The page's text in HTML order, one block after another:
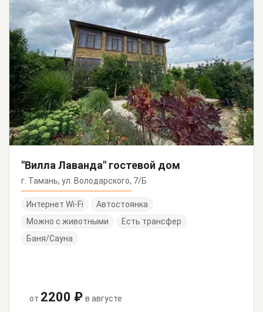
"Вилла Лаванда" гостевой дом
г. Тамань, ул. Володарского, 7/Б
Интернет Wi-Fi
Автостоянка
Можно с животными
Есть трансфер
Баня/Сауна
от 2200 ₽ в августе